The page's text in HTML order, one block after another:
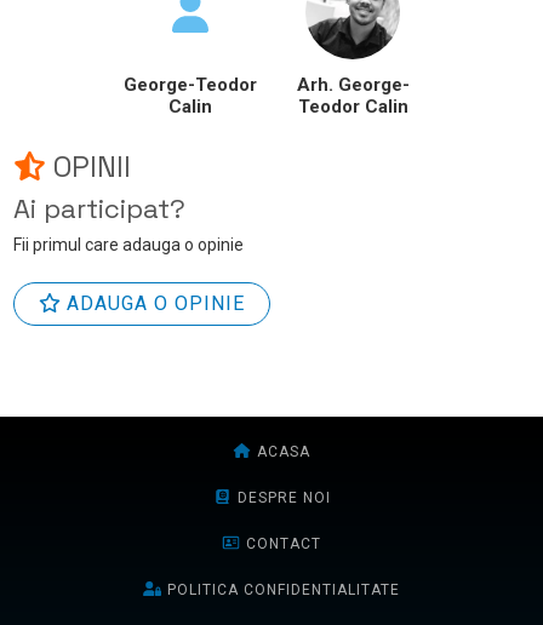
George-Teodor
Calin
Arh. George-
Teodor Calin
OPINII
Ai participat?
Fii primul care adauga o opinie
ADAUGA O OPINIE
ACASA
DESPRE NOI
CONTACT
POLITICA CONFIDENTIALITATE